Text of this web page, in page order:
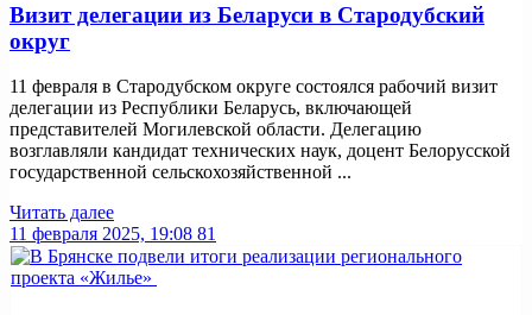
Визит делегации из Беларуси в Стародубский
округ
11 февраля в Стародубском округе состоялся рабочий визит
делегации из Республики Беларусь, включающей
представителей Могилевской области. Делегацию
возглавляли кандидат технических наук, доцент Белорусской
государственной сельскохозяйственной ...
Читать далее
11 февраля 2025, 19:08 81